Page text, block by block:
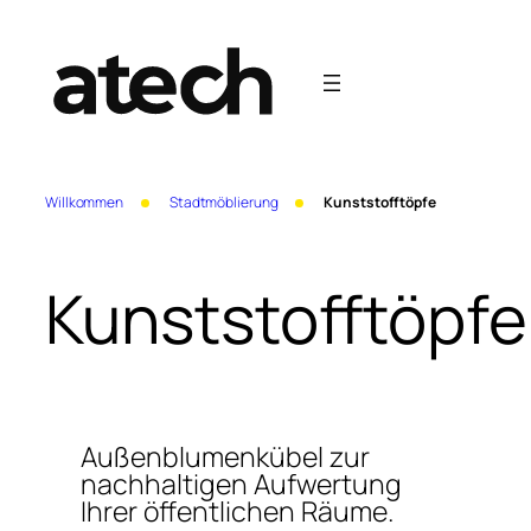
Inhalt
springen
Willkommen Stadtmöblierung Kunststofftöpfe
Kunststofftöpfe
Außenblumenkübel zur
nachhaltigen Aufwertung
Ihrer öffentlichen Räume.